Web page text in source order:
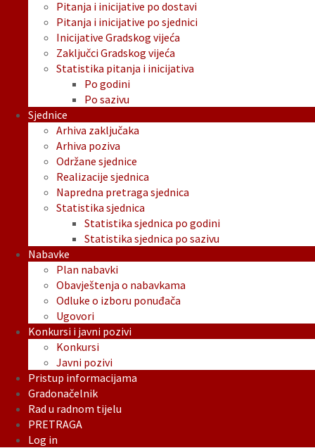
Pitanja i inicijative po dostavi
Pitanja i inicijative po sjednici
Inicijative Gradskog vijeća
Zaključci Gradskog vijeća
Statistika pitanja i inicijativa
Po godini
Po sazivu
Sjednice
Arhiva zaključaka
Arhiva poziva
Održane sjednice
Realizacije sjednica
Napredna pretraga sjednica
Statistika sjednica
Statistika sjednica po godini
Statistika sjednica po sazivu
Nabavke
Plan nabavki
Obavještenja o nabavkama
Odluke o izboru ponuđača
Ugovori
Konkursi i javni pozivi
Konkursi
Javni pozivi
Pristup informacijama
Gradonačelnik
Rad u radnom tijelu
PRETRAGA
Log in